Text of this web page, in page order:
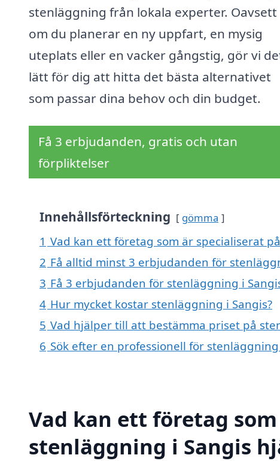
stenläggning från lokala experter. Oavsett
om du planerar en ny uppfart, en mysig
uteplats eller en vacker gångstig, gör vi
lätt för dig att hitta det bästa alternativet
som passar dina behov och din budget.
Få 3 erbjudanden, gratis och utan
förpliktelser
Innehållsförteckning gömma
1 Vad kan ett företag som är specialiserat
2 Få alltid minst 3 erbjudanden för
3 Få 3 erbjudanden för stenläggning i
4 Hur mycket kostar stenläggning i Sangis?
5 Vad hjälper till att bestämma priset på
6 Sök efter en professionell för
Vad kan ett företag
stenläggning i Sangis